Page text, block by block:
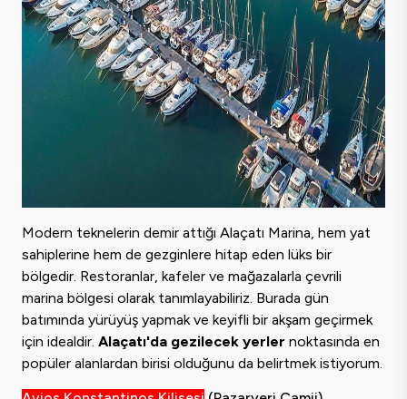
Modern teknelerin demir attığı Alaçatı Marina, hem yat
sahiplerine hem de gezginlere hitap eden lüks bir
bölgedir. Restoranlar, kafeler ve mağazalarla çevrili
marina bölgesi olarak tanımlayabiliriz. Burada gün
batımında yürüyüş yapmak ve keyifli bir akşam geçirmek
için idealdir. Alaçatı'da gezilecek yerler noktasında en
popüler alanlardan birisi olduğunu da belirtmek istiyorum.